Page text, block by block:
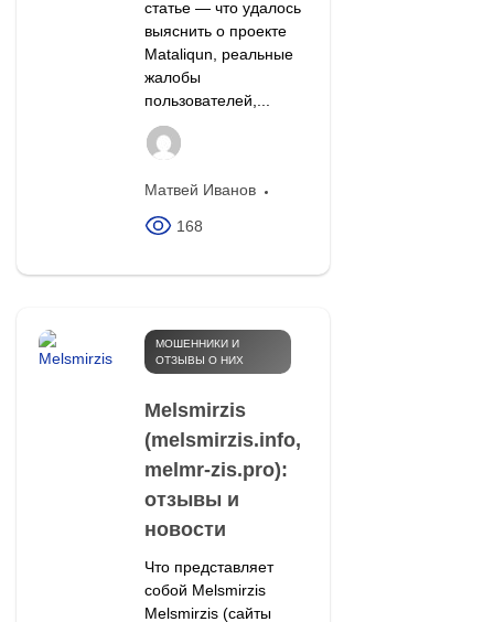
статье — что удалось
выяснить о проекте
Mataliqun, реальные
жалобы
пользователей,...
Матвей Иванов
168
МОШЕННИКИ И
ОТЗЫВЫ О НИХ
Melsmirzis
(melsmirzis.info,
melmr-zis.pro):
отзывы и
новости
Что представляет
собой Melsmirzis
Melsmirzis (сайты